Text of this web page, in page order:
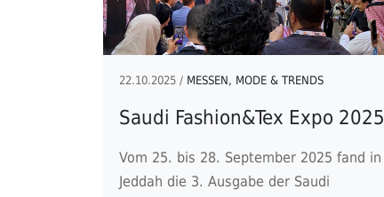
22.10.2025 / MESSEN, MODE & TRENDS
Saudi Fashion&Tex Expo 2025
Vom 25. bis 28. September 2025 fand in
Jeddah die 3. Ausgabe der Saudi